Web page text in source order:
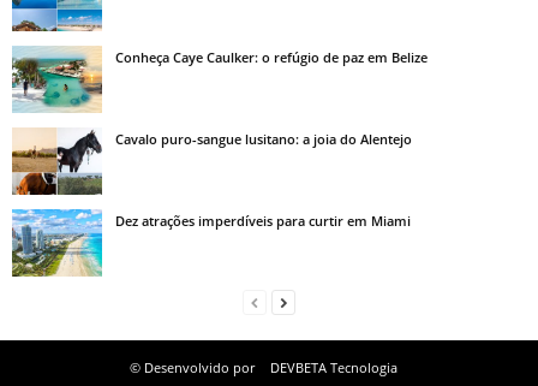
Conheça Caye Caulker: o refúgio de paz em Belize
Cavalo puro-sangue lusitano: a joia do Alentejo
Dez atrações imperdíveis para curtir em Miami
© Desenvolvido por DEVBETA Tecnologia